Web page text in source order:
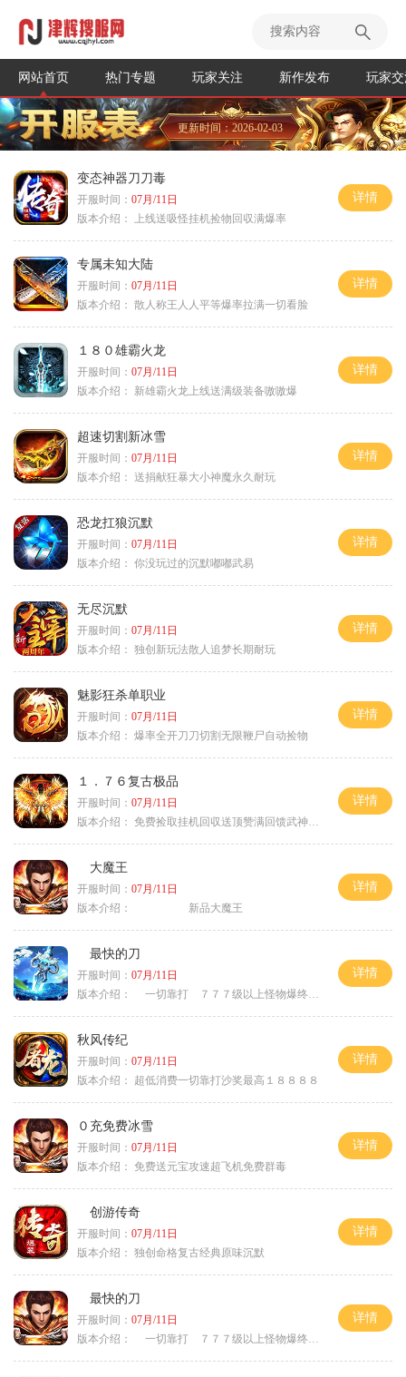
网站首页 热门专题 玩家关注 新作发布 玩家
更新时间：2026-02-03
变态神器刀刀毒
开服时间： 07月/11日
版本介绍：
上线送吸怪挂机捡物回収满爆率
详情
专属未知大陆
开服时间： 07月/11日
版本介绍： 散人称王人人平等爆率拉满一切看脸
详情
１８０雄霸火龙
开服时间： 07月/11日
版本介绍：
新雄霸火龙上线送满级装备嗷嗷爆
详情
超速切割新冰雪
开服时间： 07月/11日
版本介绍： 送捐献狂暴大小神魔永久耐玩
详情
恐龙扛狼沉默
开服时间： 07月/11日
版本介绍： 你没玩过的沉默嘟嘟武易
详情
无尽沉默
开服时间： 07月/11日
版本介绍： 独创新玩法散人追梦长期耐玩
详情
魅影狂杀单职业
开服时间： 07月/11日
版本介绍： 爆率全开刀刀切割无限鞭尸自动捡物
详情
１．７６复古极品
开服时间： 07月/11日
版本介绍： 免费捡取挂机回収送顶赞满回馈武神之力
详情
大魔王
开服时间： 07月/11日
版本介绍：
新品大魔王
详情
最快的刀
开服时间： 07月/11日
版本介绍：
一切靠打 ７７７级以上怪物爆终极
详情
秋风传纪
开服时间： 07月/11日
版本介绍：
超低消费一切靠打沙奖最高１８８８８
详情
０充免费冰雪
开服时间： 07月/11日
版本介绍： 免费送元宝攻速超飞机免费群毒
详情
创游传奇
开服时间： 07月/11日
版本介绍： 独创命格复古经典原味沉默
详情
最快的刀
开服时间： 07月/11日
版本介绍：
一切靠打 ７７７级以上怪物爆终极
详情